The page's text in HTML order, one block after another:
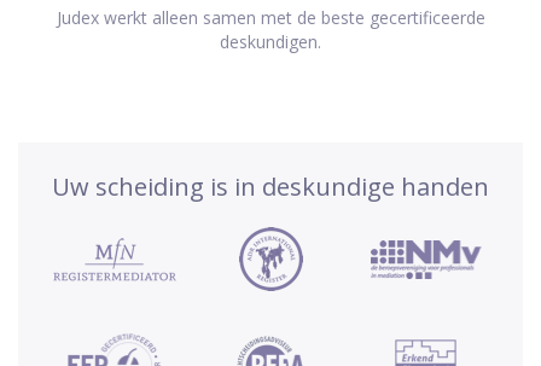
Judex werkt alleen samen met de beste gecertificeerde
deskundigen.
Uw scheiding is in deskundige handen